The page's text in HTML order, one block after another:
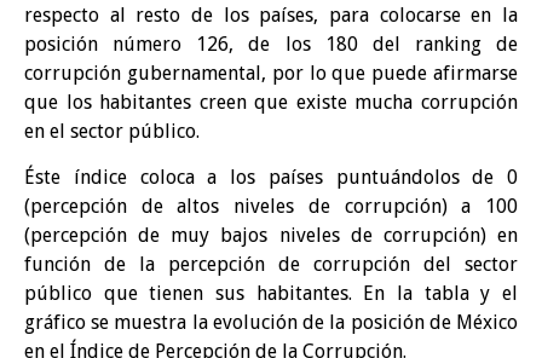
respecto al resto de los países, para colocarse en la
posición número 126, de los 180 del ranking de
corrupción gubernamental, por lo que puede afirmarse
que los habitantes creen que existe mucha corrupción
en el sector público.
Éste índice coloca a los países puntuándolos de 0
(percepción de altos niveles de corrupción) a 100
(percepción de muy bajos niveles de corrupción) en
función de la percepción de corrupción del sector
público que tienen sus habitantes. En la tabla y el
gráfico se muestra la evolución de la posición de México
en el Índice de Percepción de la Corrupción.